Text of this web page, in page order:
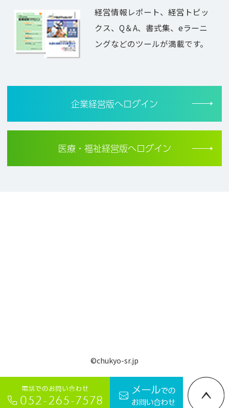
経営情報レポート、経営トピッ
クス、Q＆A、書式集、eラーニ
ングなどのツールが満載です。
企業経営版へログイン
医療・福祉経営版へログイン
©chukyo-sr.jp